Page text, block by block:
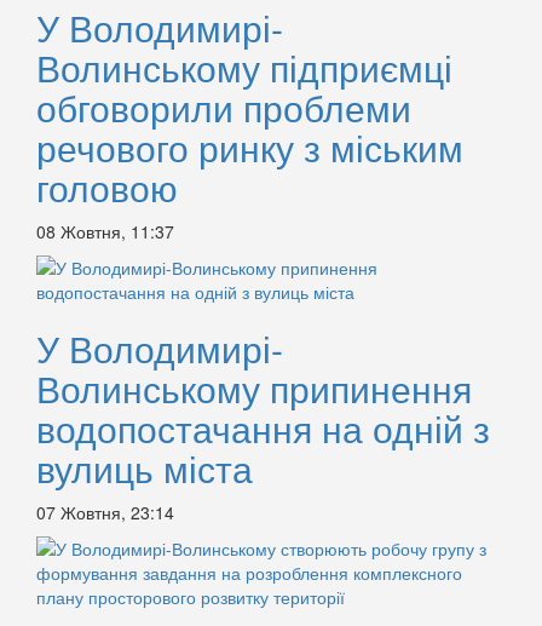
У Володимирі-
Волинському підприємці
обговорили проблеми
речового ринку з міським
головою
08 Жовтня, 11:37
У Володимирі-
Волинському припинення
водопостачання на одній з
вулиць міста
07 Жовтня, 23:14